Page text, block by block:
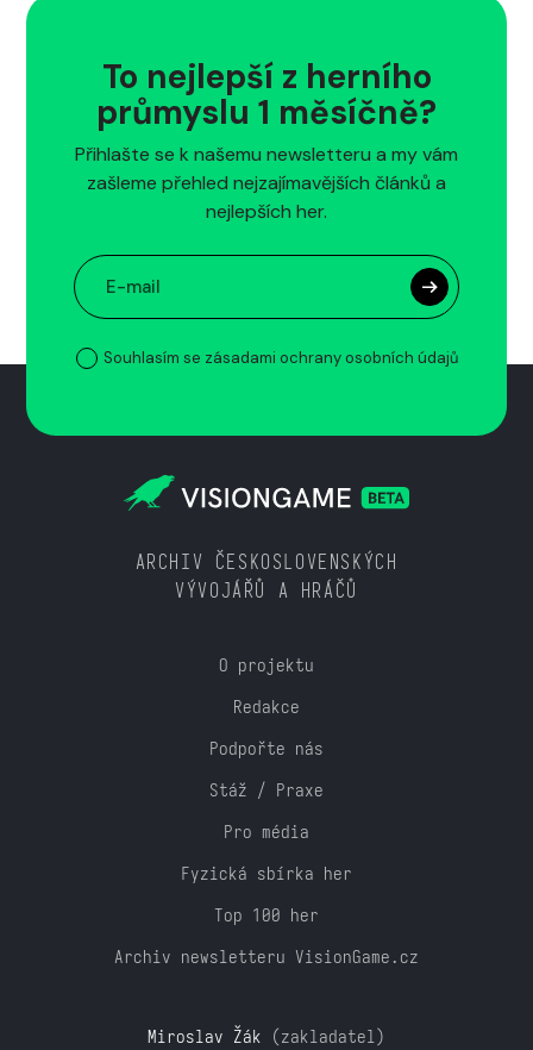
To nejlepší z herního
průmyslu 1 měsíčně?
Přihlašte se k našemu newsletteru a my vám
zašleme přehled nejzajímavějších článků a
nejlepších her.
Souhlasím se zásadami ochrany osobních údajů
ARCHIV ČESKOSLOVENSKÝCH
VÝVOJÁŘŮ A HRÁČŮ
O projektu
Redakce
Podpořte nás
Stáž / Praxe
Pro média
Fyzická sbírka her
Top 100 her
Archiv newsletteru VisionGame.cz
Miroslav Žák (zakladatel)